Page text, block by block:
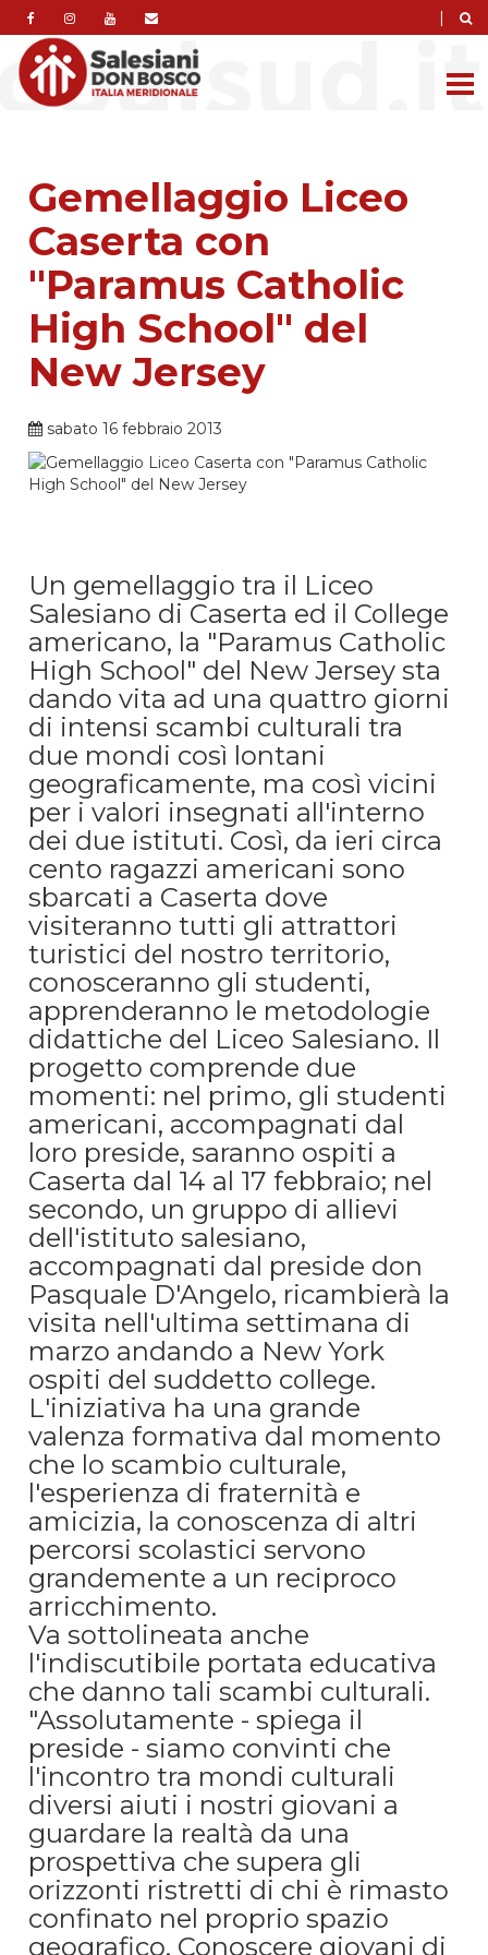
|
Gemellaggio Liceo
Caserta con
"Paramus Catholic
High School" del
New Jersey
sabato 16 febbraio 2013
Un gemellaggio tra il Liceo
Salesiano di Caserta ed il College
americano, la "Paramus Catholic
High School" del New Jersey sta
dando vita ad una quattro giorni
di intensi scambi culturali tra
due mondi così lontani
geograficamente, ma così vicini
per i valori insegnati all'interno
dei due istituti. Così, da ieri circa
cento ragazzi americani sono
sbarcati a Caserta dove
visiteranno tutti gli attrattori
turistici del nostro territorio,
conosceranno gli studenti,
apprenderanno le metodologie
didattiche del Liceo Salesiano. Il
progetto comprende due
momenti: nel primo, gli studenti
americani, accompagnati dal
loro preside, saranno ospiti a
Caserta dal 14 al 17 febbraio; nel
secondo, un gruppo di allievi
dell'istituto salesiano,
accompagnati dal preside don
Pasquale D'Angelo, ricambierà la
visita nell'ultima settimana di
marzo andando a New York
ospiti del suddetto college.
L'iniziativa ha una grande
valenza formativa dal momento
che lo scambio culturale,
l'esperienza di fraternità e
amicizia, la conoscenza di altri
percorsi scolastici servono
grandemente a un reciproco
arricchimento.
Va sottolineata anche
l'indiscutibile portata educativa
che danno tali scambi culturali.
"Assolutamente - spiega il
preside - siamo convinti che
l'incontro tra mondi culturali
diversi aiuti i nostri giovani a
guardare la realtà da una
prospettiva che supera gli
orizzonti ristretti di chi è rimasto
confinato nel proprio spazio
geografico. Conoscere giovani di